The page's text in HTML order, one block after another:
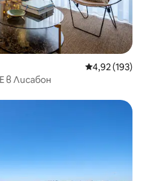
Средна
4,92 (193)
в Лисабон